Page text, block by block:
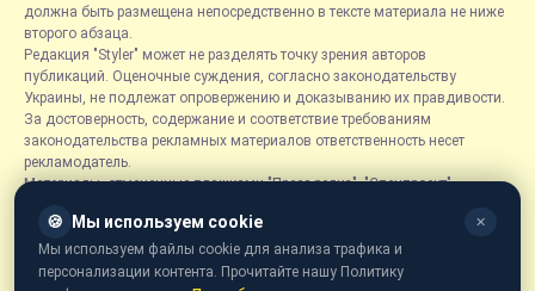
должна быть размещена непосредственно в тексте материала не ниже
второго абзаца.
Редакция "Styler" может не разделять точку зрения авторов
публикаций. Оценочные суждения, согласно законодательству
Украины, не подлежат опровержению и доказыванию их правдивости.
За достоверность, содержание и соответствие требованиям
законодательства рекламных материалов ответственность несет
рекламодатель.
Материалы, отмеченные плашками "Пресс-релиз", "Спецпроект",
размещаются на правах рекламы.
Рубрика «Новости компаний» является информационным форматом,
содержащим новости, сообщения и объявления, связанные с
🍪 Мы используем cookie ✕
Мы используем файлы cookie для анализа трафика и
персонализации контента. Прочитайте нашу Политику